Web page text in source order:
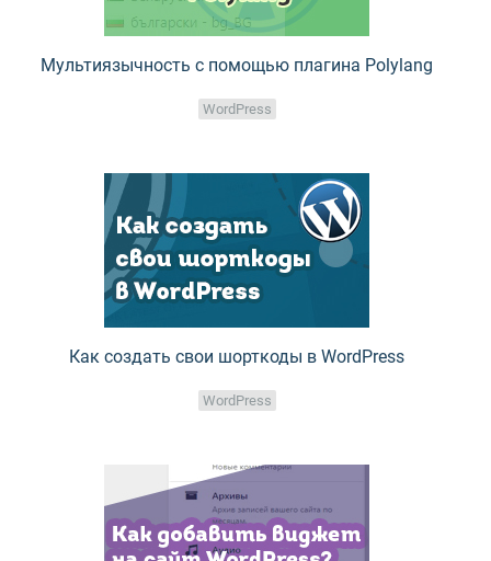
Мультиязычность с помощью плагина Polylang
WordPress
Как создать свои шорткоды в WordPress
WordPress